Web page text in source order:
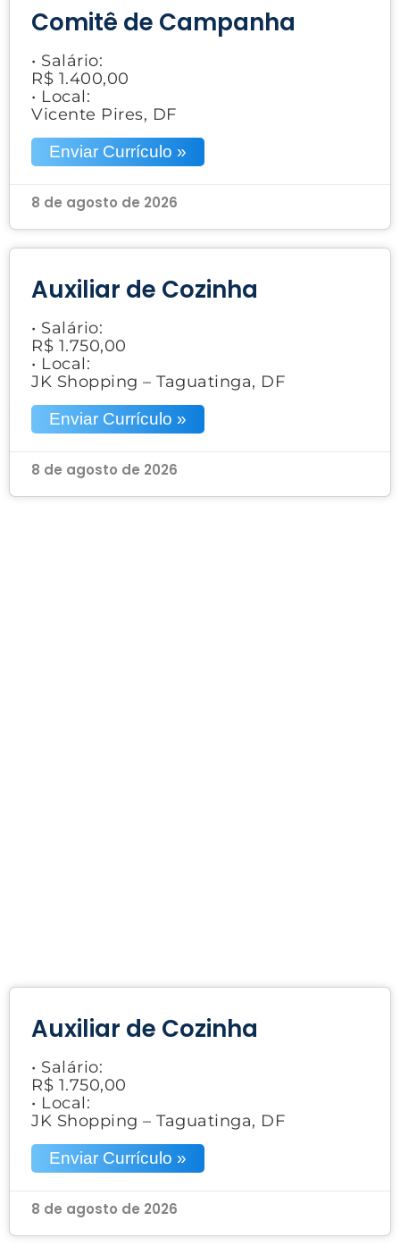
Comitê de Campanha
• Salário:
R$ 1.400,00
• Local:
Vicente Pires, DF
Enviar Currículo »
8 de agosto de 2026
Auxiliar de Cozinha
• Salário:
R$ 1.750,00
• Local:
JK Shopping – Taguatinga, DF
Enviar Currículo »
8 de agosto de 2026
Auxiliar de Cozinha
• Salário:
R$ 1.750,00
• Local:
JK Shopping – Taguatinga, DF
Enviar Currículo »
8 de agosto de 2026